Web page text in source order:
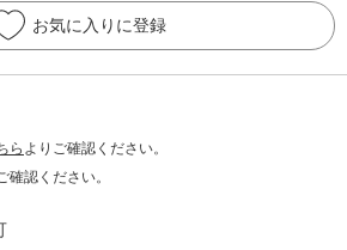
お気に入りに登録
ら よりご確認ください。
確認ください。